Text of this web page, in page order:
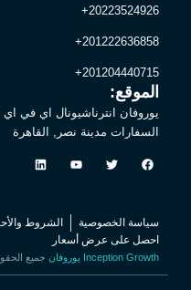
20223524926+
201222636858+
201204440715+
الموقع:
السفارات مدينة نصر, القاهرة
F
a
o
o
k
T
w
r
Y
o
b
e
L
i
i
سياسة الخصوصية الشروط
احصل على عرض أسعار
يوروفان Inception Growth